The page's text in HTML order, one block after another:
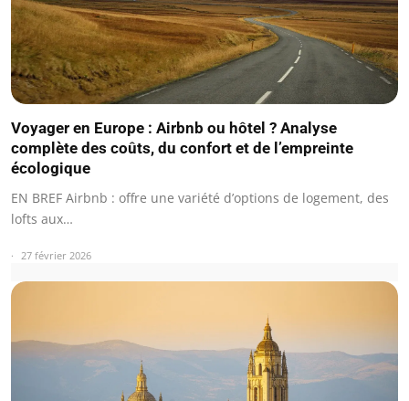
Voyager en Europe : Airbnb ou hôtel ? Analyse
complète des coûts, du confort et de l’empreinte
écologique
EN BREF Airbnb : offre une variété d’options de logement, des
lofts aux…
27 février 2026